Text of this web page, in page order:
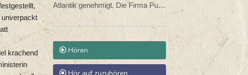
unverpackt
krachend
Atlantik genehmigt. Die Firma Pure
Salmon darf dort in Zukunft 10.000
Tonnen Lachs pro Jahr produzieren
und investiert 280 Millionen Euro,
wie die zuständige Präfektur am
Dienstag mitteilte. Zahlreiche
Hören
Hör auf zuzuhören